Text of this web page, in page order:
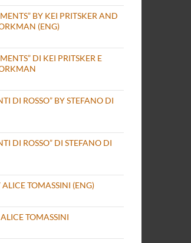
BY KEI PRITSKER AND
(ENG)
DI KEI PRITSKER E
DI ROSSO” BY STEFANO DI
DI ROSSO” DI STEFANO DI
ALICE TOMASSINI (ENG)
TOMASSINI